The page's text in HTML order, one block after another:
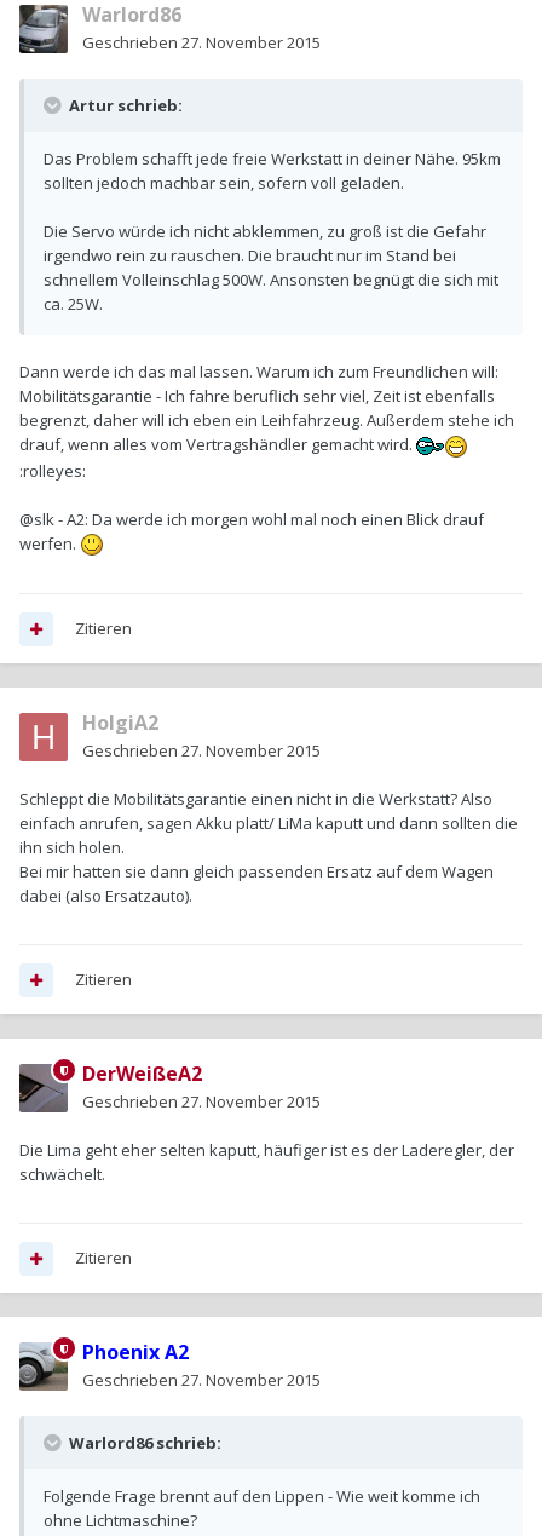
Warlord86
Geschrieben 27. November 2015
Artur schrieb:
Das Problem schafft jede freie Werkstatt in deiner Nähe. 95km
sollten jedoch machbar sein, sofern voll geladen.
Die Servo würde ich nicht abklemmen, zu groß ist die Gefahr
irgendwo rein zu rauschen. Die braucht nur im Stand bei
schnellem Volleinschlag 500W. Ansonsten begnügt die sich mit
ca. 25W.
Dann werde ich das mal lassen. Warum ich zum Freundlichen will:
Mobilitätsgarantie - Ich fahre beruflich sehr viel, Zeit ist ebenfalls
begrenzt, daher will ich eben ein Leihfahrzeug. Außerdem stehe ich
drauf, wenn alles vom Vertragshändler gemacht wird.
:rolleyes:
@slk - A2: Da werde ich morgen wohl mal noch einen Blick drauf
werfen.
Zitieren
HolgiA2
Geschrieben 27. November 2015
Schleppt die Mobilitätsgarantie einen nicht in die Werkstatt? Also
einfach anrufen, sagen Akku platt/ LiMa kaputt und dann sollten die
ihn sich holen.
Bei mir hatten sie dann gleich passenden Ersatz auf dem Wagen
dabei (also Ersatzauto).
Zitieren
DerWeißeA2
Geschrieben 27. November 2015
Die Lima geht eher selten kaputt, häufiger ist es der Laderegler, der
schwächelt.
Zitieren
Phoenix A2
Geschrieben 27. November 2015
Warlord86 schrieb:
Folgende Frage brennt auf den Lippen - Wie weit komme ich
ohne Lichtmaschine?